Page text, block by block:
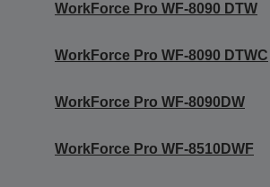
WorkForce Pro WF-8090 DTW
WorkForce Pro WF-8090 DTWC
WorkForce Pro WF-8090DW
WorkForce Pro WF-8510DWF